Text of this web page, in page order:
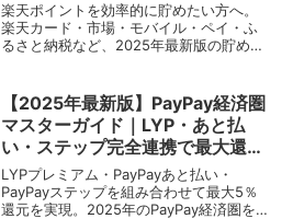
楽天ポイントを効率的に貯めたい方へ。
楽天カード・市場・モバイル・ペイ・ふ
るさと納税など、2025年最新版の貯め方
【2025年最新版】PayPay経済圏
マスターガイド｜LYP・あと払
い・ステップ完全連携で最大還元
を狙う
LYPプレミアム・PayPayあと払い・
PayPayステップを組み合わせて最大5％
還元を実現。2025年のPayPay経済圏を